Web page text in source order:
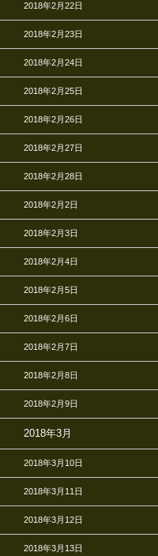
2018年2月22日
2018年2月23日
2018年2月24日
2018年2月25日
2018年2月26日
2018年2月27日
2018年2月28日
2018年2月2日
2018年2月3日
2018年2月4日
2018年2月5日
2018年2月6日
2018年2月7日
2018年2月8日
2018年2月9日
2018年3月
2018年3月10日
2018年3月11日
2018年3月12日
2018年3月13日